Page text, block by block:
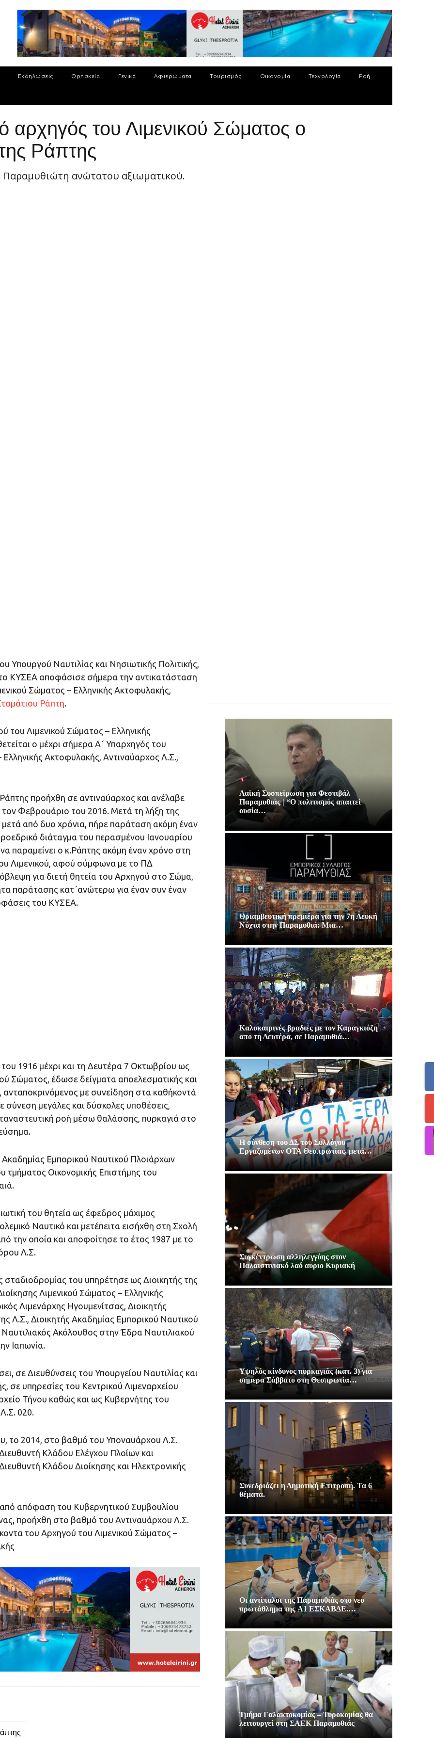
Εκδηλώσεις Θρησκεία Γενικά Αφιερώματα Τουρισμός Οικονομία Τεχνολογία Ροή
αρχηγός του Λιμενικού Σώματος ο
Ράπτης
Παραμυθιώτη ανώτατου αξιωματικού.
Υπουργού Ναυτιλίας και Νησιωτικής Πολιτικής,
ΚΥΣΕΑ αποφάσισε σήμερα την αντικατάσταση
Σώματος – Ελληνικής Ακτοφυλακής,
Ράπτη.
του Λιμενικού Σώματος – Ελληνικής
ο μέχρι σήμερα Α΄ Υπαρχηγός του
Ελληνικής Ακτοφυλακής, Αντιναύαρχος Λ.Σ.,
Ράπτης προήχθη σε αντιναύαρχος και ανέλαβε
Φεβρουάριο του 2016. Μετά τη λήξη της
μετά από δυο χρόνια, πήρε παράταση ακόμη έναν
διάταγμα του περασμένου Ιανουαρίου
παραμείνει ο κ.Ράπτης ακόμη έναν χρόνο στη
Λιμενικού, αφού σύμφωνα με το ΠΔ
για διετή θητεία του Αρχηγού στο Σώμα,
παράτασης κατ΄ανώτερω για έναν συν έναν
του ΚΥΣΕΑ.
1916 μέχρι και τη Δευτέρα 7 Οκτωβρίου ως
Σώματος, έδωσε δείγματα αποελεσματικής και
ανταποκρινόμενος με συνείδηση στα καθήκοντά
σύνεση μεγάλες και δύσκολες υποθέσεις,
ροή μέσω θαλάσσης, πυρκαγιά στο
Ακαδημίας Εμπορικού Ναυτικού Πλοιάρχων
τμήματος Οικονομικής Επιστήμης του
του θητεία ως έφεδρος μάχιμος
Ναυτικό και μετέπειτα εισήχθη στη Σχολή
την οποία και αποφοίτησε το έτος 1987 με το
Λ.Σ.
σταδιοδρομίας του υπηρέτησε ως Διοικητής της
Λιμενικού Σώματος – Ελληνικής
Λιμενάρχης Ηγουμενίτσας, Διοικητής
Λ.Σ., Διοικητής Ακαδημίας Εμπορικού Ναυτικού
Ακόλουθος στην Έδρα Ναυτιλιακού
Ιαπωνία.
σε Διευθύνσεις του Υπουργείου Ναυτιλίας και
σε υπηρεσίες του Κεντρικού Λιμεναρχείου
Τήνου καθώς και ως Κυβερνήτης του
020.
το 2014, στο βαθμό του Υποναυάρχου Λ.Σ.
Κλάδου Ελέγχου Πλοίων και
Κλάδου Διοίκησης και Ηλεκτρονικής
απόφαση του Κυβερνητικού Συμβουλίου
προήχθη στο βαθμό του Αντιναυάρχου Λ.Σ.
του Αρχηγού του Λιμενικού Σώματος –
Λαϊκή Συσπείρωση για Φεστιβάλ
Παραμυθιάς | “Ο πολιτισμός απαιτεί
ουσία…
Θριαμβευτική πρεμιέρα για την 7η Λευκή
Νύχτα στην Παραμυθιά: Μια…
Καλοκαιρινές βραδιές με τον Καραγκιόζη
απο τη Δευτέρα, σε Παραμυθιά…
Η σύνθεση του ΔΣ του Συλλόγου
Εργαζομένων ΟΤΑ Θεσπρωτίας, μετά…
Συγκέντρωση αλληλεγγύης στον
Παλαιστινιακό λαό αυριο Κυριακή
Υψηλός κίνδυνος πυρκαγιάς (κατ. 3) για
σήμερα Σάββατο στη Θεσπρωτία…
Συνεδριάζει η Δημοτική Επιτροπή. Τα 6
θέματα.
Οι αντίπαλοι της Παραμυθιάς στο νεο
πρωτάθλημα της A1 ΕΣΚΑΒΔΕ.…
Τμήμα Γαλακτοκομίας – Τυροκομίας θα
λειτουργεί στη ΣΑΕΚ Παραμυθιάς